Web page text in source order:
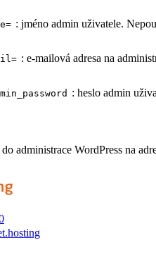
: jméno admin uživatele.
: e-mailová adresa na
: heslo admin
administrace WordPress na